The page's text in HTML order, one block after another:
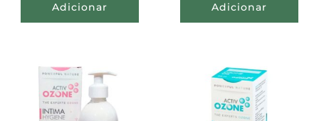
Adicionar Adicionar